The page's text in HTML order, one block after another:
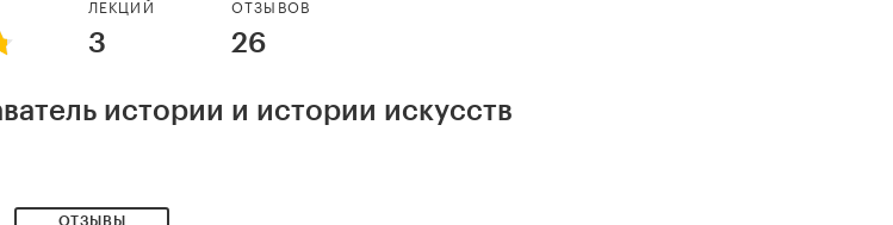
ЛЕКЦИЙ
3
ОТЗЫВОВ
26
истории и истории искусств
ОТЗЫВЫ